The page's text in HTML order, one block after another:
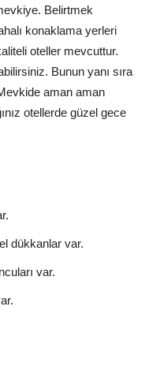
Belirtmek
konaklama yerleri
oteller mevcuttur.
Bunun yanı sıra
aman aman
otellerde güzel gece
dükkanlar var.
var.